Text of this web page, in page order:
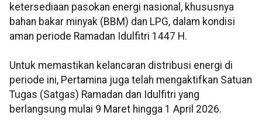
ketersediaan pasokan energi nasional, khususnya
bahan bakar minyak (BBM) dan LPG, dalam kondisi
aman periode Ramadan Idulfitri 1447 H.
Untuk memastikan kelancaran distribusi energi di
periode ini, Pertamina juga telah mengaktifkan Satuan
Tugas (Satgas) Ramadan dan Idulfitri yang
berlangsung mulai 9 Maret hingga 1 April 2026.